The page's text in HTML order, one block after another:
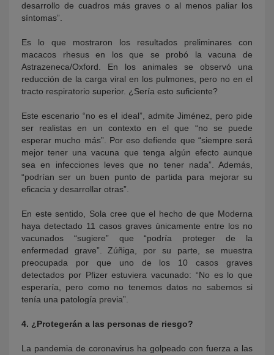
desarrollo de cuadros más graves o al menos paliar los
síntomas”.
Es lo que mostraron los resultados preliminares con
macacos rhesus en los que se probó la vacuna de
Astrazeneca/Oxford. En los animales se observó una
reducción de la carga viral en los pulmones, pero no en el
tracto respiratorio superior. ¿Sería esto suficiente?
Este escenario “no es el ideal”, admite Jiménez, pero pide
ser realistas en un contexto en el que “no se puede
esperar mucho más”. Por eso defiende que “siempre será
mejor tener una vacuna que tenga algún efecto aunque
sea en infecciones leves que no tener nada”. Además,
“podrían ser un buen punto de partida para mejorar su
eficacia y desarrollar otras”.
En este sentido, Sola cree que el hecho de que Moderna
haya detectado 11 casos graves únicamente entre los no
vacunados “sugiere” que “podría proteger de la
enfermedad grave”. Zúñiga, por su parte, se muestra
preocupada por que uno de los 10 casos graves
detectados por Pfizer estuviera vacunado: “No es lo que
esperaría, pero como no tenemos datos no sabemos si
tenía una patología previa”.
4. ¿Protegerán a las personas de riesgo?
La pandemia de coronavirus ha golpeado con fuerza a las